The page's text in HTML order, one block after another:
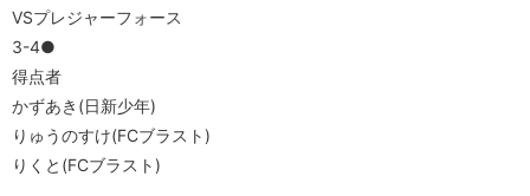
VSプレジャーフォース
3-4●
得点者
かずあき(日新少年)
りゅうのすけ(FCブラスト)
りくと(FCブラスト)